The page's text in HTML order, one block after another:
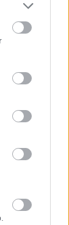
της
τρόπο
είναι